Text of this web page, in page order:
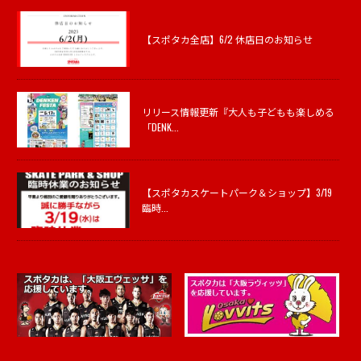
【スポタカ全店】6/2 休店日のお知らせ
リリース情報更新『大人も子どもも楽しめる
「DENK...
【スポタカスケートパーク＆ショップ】3/19
臨時...